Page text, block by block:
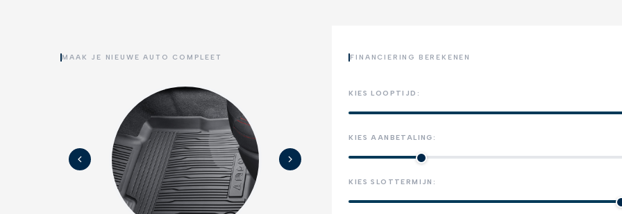
MAAK JE NIEUWE AUTO COMPLEET FINANCIERING BEREKENEN
KIES LOOPTIJD:
KIES AANBETALING:
KIES SLOTTERMIJN: